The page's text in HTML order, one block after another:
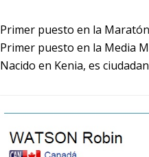
Primer puesto en la
Primer puesto en la Media
Nacido en Kenia, es